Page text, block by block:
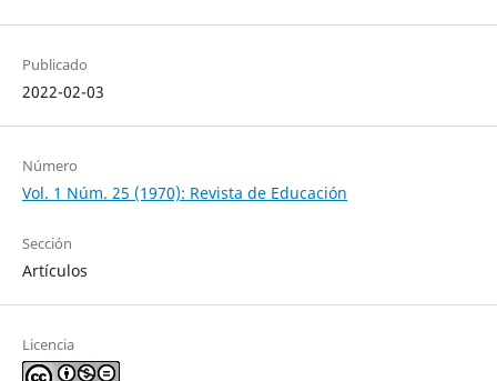
Publicado
2022-02-03
Número
Vol. 1 Núm. 25 (1970): Revista de Educación
Sección
Artículos
Licencia